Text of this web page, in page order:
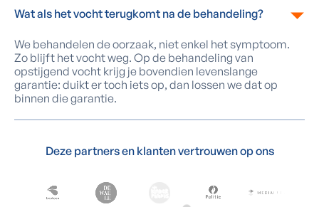
Wat als het vocht terugkomt na de behandeling?
We behandelen de oorzaak, niet enkel het symptoom.
Zo blijft het vocht weg. Op de behandeling van
opstijgend vocht krijg je bovendien levenslange
garantie: duikt er toch iets op, dan lossen we dat op
binnen die garantie.
Deze partners en klanten vertrouwen op ons